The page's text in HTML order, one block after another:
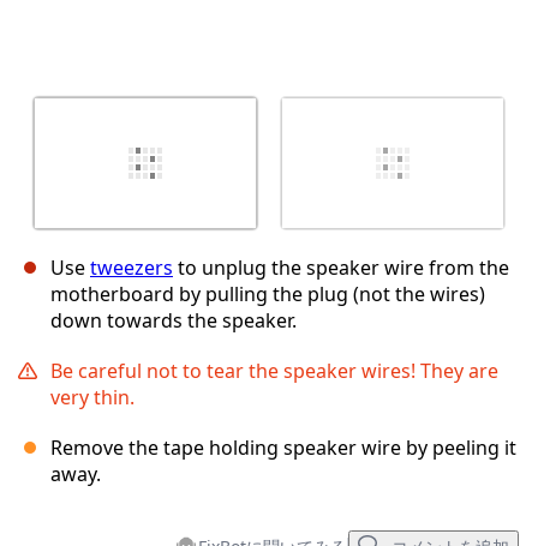
Usetweezers to unplug the speaker wire from the
motherboard by pulling the plug (not the wires)
down towards the speaker.
Be careful not to tear the speaker wires! They are
very thin.
Remove the tape holding speaker wire by peeling it
away.